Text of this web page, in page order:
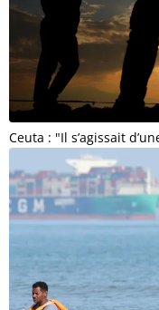
Ceuta : "Il s’agissait